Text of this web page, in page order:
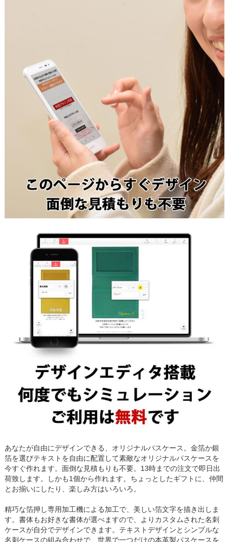
あなたが自由にデザインできる、オリジナルパスケース。金箔か銀
箔を選びテキストを自由に配置して素敵なオリジナルパスケースを
今すぐ作れます。面倒な見積もりも不要。13時までの注文で即日出
荷致します。しかも1個から作れます。ちょっとしたギフトに、仲間
とお揃いにしたり、楽しみ方はいろいろ。
精巧な箔押し専用加工機による加工で、美しい箔文字を描き出しま
す。書体もお好きな書体が選べますので、よりカスタムされた名刺
ケースが自分でデザインできます。テキストデザインとシンプルな
名刺ケースの組み合わせで、世界で一つだけの本革製パスケースを